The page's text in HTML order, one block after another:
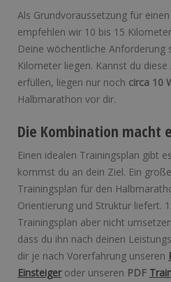
Als Grundvoraussetzung für
empfehlen wir 10 bis 15
Deine wöchentliche Anforderung
Kilometer liegen. Kannst du
erfüllen, liegen nur noch circa 10
Halbmarathon vor dir.
Die Kombination macht
Einen idealen Trainingsplan gibt
kommst du an dein Ziel. Ein
Trainingsplan für den
Orientierung und Struktur liefert.
Trainingsplan aber nicht
dass du ihn nach deinen
dir je nach Vorerfahrung unseren
Einsteigeroder unseren PDF